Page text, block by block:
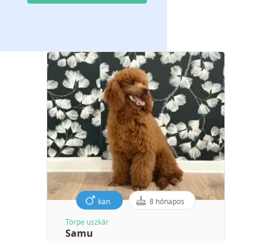
kan 8 hónapos
Törpe uszkár
Samu